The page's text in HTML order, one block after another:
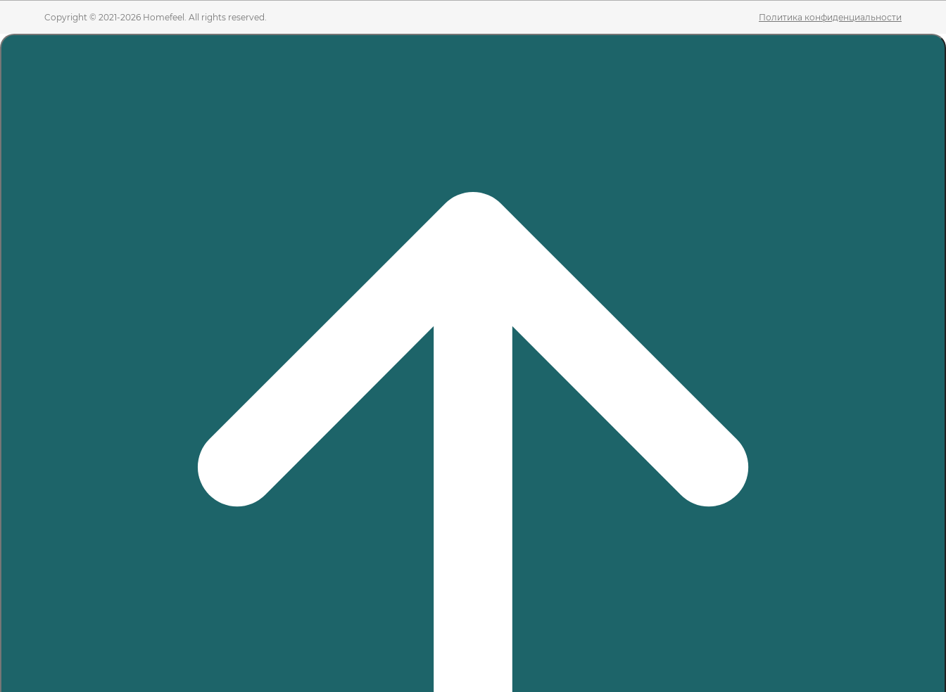
Copyright © 2021-2026 Homefeel. All rights reserved. Политика конфиденциальности